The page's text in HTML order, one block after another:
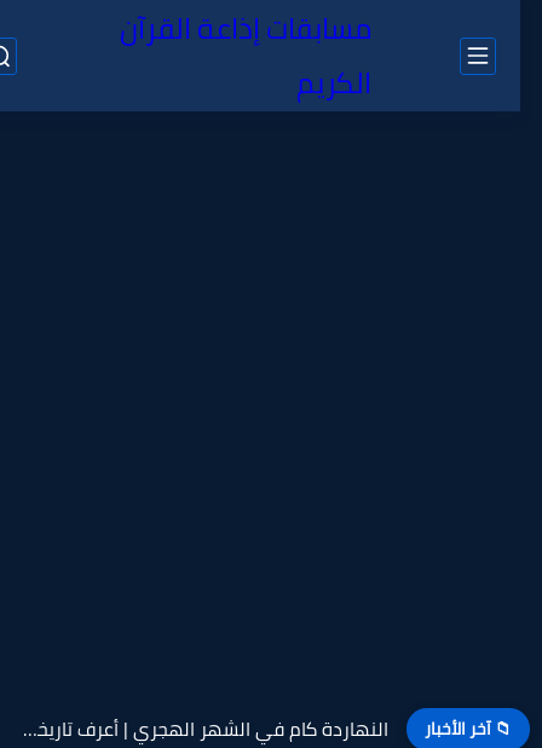
مسابقات إذاعة القرآن
الكريم
📁 آخر الأخبار مساجد لها تاريخ - مسجد العمراوى بمدينة المنيا تحفة فنية...